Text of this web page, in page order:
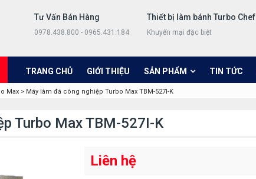
Tư Vấn Bán Hàng
0978.438.800 - 0965.431.184
Thiết bị làm bánh Turbo Chef
Khuyến mại đặc biệt
TRANG CHỦ GIỚI THIỆU SẢN PHẨM TIN TỨC
Max > Máy làm đá công nghiệp Turbo Max TBM-527I-K
Turbo Max TBM-527I-K
Liên hệ